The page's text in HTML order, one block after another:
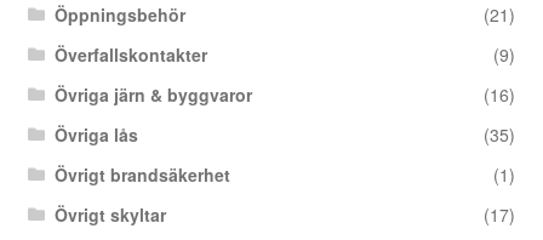
Öppningsbehör
(21)
Överfallskontakter
(9)
Övriga järn & byggvaror
(16)
Övriga lås
(35)
Övrigt brandsäkerhet
(1)
Övrigt skyltar
(17)